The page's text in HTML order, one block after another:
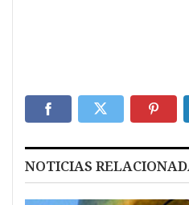
NOTICIAS